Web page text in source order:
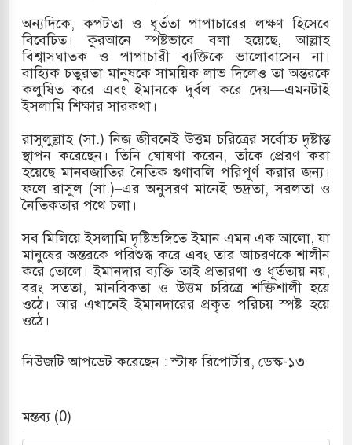
অন্যদিকে, কপটতা ও ধূর্ততা পাপাচারের লক্ষণ হিসেবে
বিবেচিত। কুরআনে স্পষ্টভাবে বলা হয়েছে, আল্লাহ
বিশ্বাসঘাতক ও পাপাচারী ব্যক্তিকে ভালোবাসেন না।
বাহ্যিক চতুরতা মানুষকে সাময়িক লাভ দিলেও তা অন্তরকে
কলুষিত করে এবং ইমানকে দুর্বল করে দেয়—এমনটাই
ইসলামি শিক্ষার সারকথা।
রাসুলুল্লাহ (সা.) নিজ জীবনেই উত্তম চরিত্রের সর্বোচ্চ দৃষ্টান্ত
স্থাপন করেছেন। তিনি ঘোষণা করেন, তাঁকে প্রেরণ করা
হয়েছে মানবজাতির নৈতিক গুণাবলি পরিপূর্ণ করার জন্য।
ফলে রাসুল (সা.)–এর অনুসরণ মানেই ভদ্রতা, সরলতা ও
নৈতিকতার পথে চলা।
সব মিলিয়ে ইসলামি দৃষ্টিভঙ্গিতে ইমান এমন এক আলো, যা
মানুষের অন্তরকে পরিশুদ্ধ করে এবং তার আচরণকে শালীন
করে তোলে। ইমানদার ব্যক্তি তাই প্রতারণা ও ধূর্ততায় নয়,
বরং সততা, মানবিকতা ও উত্তম চরিত্রে শক্তিশালী হয়ে
ওঠে। আর এখানেই ইমানদারের প্রকৃত পরিচয় স্পষ্ট হয়ে
ওঠে।
নিউজটি আপডেট করেছেন : স্টাফ রিপোর্টার, ডেস্ক-১৩
মন্তব্য (0)